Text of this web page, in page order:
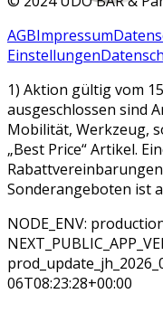
AGBImpressum
Einstellungen
1) Aktion gültig vom
ausgeschlossen sind
Mobilität, Werkzeug,
„Best Price“ Artikel.
Sonderangeboten ist
NODE_ENV:
06T08:23:28+00:00